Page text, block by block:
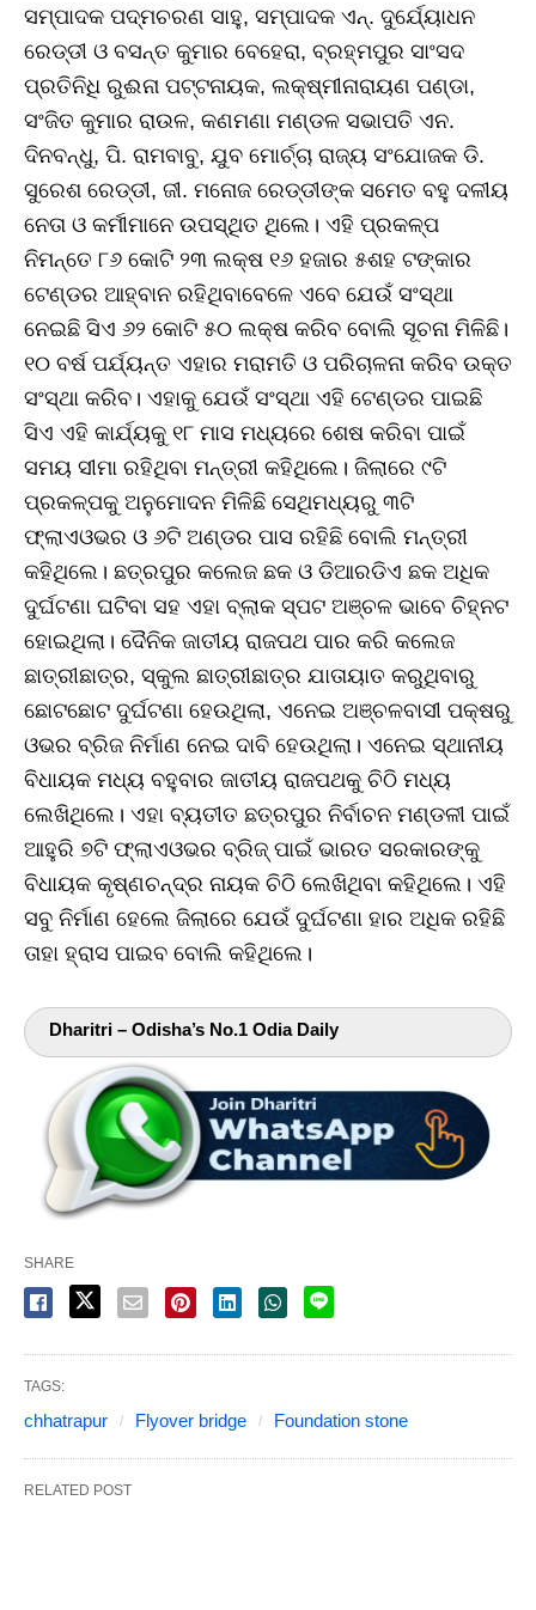
ସମ୍ପାଦକ ପଦ୍ମଚରଣ ସାହୁ, ସମ୍ପାଦକ ଏନ୍‌. ଦୁର୍ଯ୍ୟୋଧନ
ରେଡ୍ଡୀ ଓ ବସନ୍ତ କୁମାର ବେହେରା, ବ୍ରହ୍ମପୁର ସାଂସଦ
ପ୍ରତିନିଧି ରୁଈନା ପଟ୍ଟନାୟକ, ଲକ୍ଷ୍ମୀନାରାୟଣ ପଣ୍ଡା,
ସଂଜିତ କୁମାର ରାଉଳ, କଣମଣା ମଣ୍ଡଳ ସଭାପତି ଏନ.
ଦିନବନ୍ଧୁ, ପି. ରାମବାବୁ, ଯୁବ ମୋର୍ଚ୍ଚା ରାଜ୍ୟ ସଂଯୋଜକ ଡି.
ସୁରେଶ ରେଡ୍ଡୀ, ଜୀ. ମନୋଜ ରେଡ୍ଡୀଙ୍କ ସମେତ ବହୁ ଦଳୀୟ
ନେତା ଓ କର୍ମୀମାନେ ଉପସ୍ଥିତ ଥିଲେ। ଏହି ପ୍ରକଳ୍ପ
ନିମନ୍ତେ ୮୬ କୋଟି ୨୩ ଲକ୍ଷ ୧୬ ହଜାର ୫ଶହ ଟଙ୍କାର
ଟେଣ୍ଡର ଆହ୍ବାନ ରହିଥିବାବେଳେ ଏବେ ଯେଉଁ ସଂସ୍ଥା
ନେଇଛି ସିଏ ୬୨ କୋଟି ୫୦ ଲକ୍ଷ କରିବ ବୋଲି ସୂଚନା ମିଳିଛି।
୧୦ ବର୍ଷ ପର୍ଯ୍ୟନ୍ତ ଏହାର ମରାମତି ଓ ପରିଚାଳନା କରିବ ଉକ୍ତ
ସଂସ୍ଥା କରିବ। ଏହାକୁ ଯେଉଁ ସଂସ୍ଥା ଏହି ଟେଣ୍ଡର ପାଇଛି
ସିଏ ଏହି କାର୍ଯ୍ୟକୁ ୧୮ ମାସ ମଧ୍ୟରେ ଶେଷ କରିବା ପାଇଁ
ସମୟ ସୀମା ରହିଥିବା ମନ୍ତ୍ରୀ କହିଥିଲେ। ଜିଲାରେ ୯ଟି
ପ୍ରକଳ୍ପକୁ ଅନୁମୋଦନ ମିଳିଛି ସେଥିମଧ୍ୟରୁ ୩ଟି
ଫ୍ଲାଏଓଭର ଓ ୬ଟି ଅଣ୍ଡର ପାସ ରହିଛି ବୋଲି ମନ୍ତ୍ରୀ
କହିଥିଲେ। ଛତ୍ରପୁର କଲେଜ ଛକ ଓ ଡିଆରଡିଏ ଛକ ଅଧିକ
ଦୁର୍ଘଟଣା ଘଟିବା ସହ ଏହା ବ୍ଲାକ ସ୍ପଟ ଅଞ୍ଚଳ ଭାବେ ଚିହ୍ନଟ
ହୋଇଥିଲା। ଦୈନିକ ଜାତୀୟ ରାଜପଥ ପାର କରି କଲେଜ
ଛାତ୍ରୀଛାତ୍ର, ସ୍କୁଲ ଛାତ୍ରୀଛାତ୍ର ଯାତାୟାତ କରୁଥିବାରୁ
ଛୋଟଛୋଟ ଦୁର୍ଘଟଣା ହେଉଥିଲା, ଏନେଇ ଅଞ୍ଚଳବାସୀ ପକ୍ଷରୁ
ଓଭର ବ୍ରିଜ ନିର୍ମାଣ ନେଇ ଦାବି ହେଉଥିଲା। ଏନେଇ ସ୍ଥାନୀୟ
ବିଧାୟକ ମଧ୍ୟ ବହୁବାର ଜାତୀୟ ରାଜପଥକୁ ଚିଠି ମଧ୍ୟ
ଲେଖିଥିଲେ। ଏହା ବ୍ୟତୀତ ଛତ୍ରପୁର ନିର୍ବାଚନ ମଣ୍ଡଳୀ ପାଇଁ
ଆହୁରି ୭ଟି ଫ୍ଲାଏଓଭର ବ୍ରିଜ୍‌ ପାଇଁ ଭାରତ ସରକାରଙ୍କୁ
ବିଧାୟକ କୃଷ୍ଣଚନ୍ଦ୍ର ନାୟକ ଚିଠି ଲେଖିଥିବା କହିଥିଲେ। ଏହି
ସବୁ ନିର୍ମାଣ ହେଲେ ଜିଲାରେ ଯେଉଁ ଦୁର୍ଘଟଣା ହାର ଅଧିକ ରହିଛି
ତାହା ହ୍ରାସ ପାଇବ ବୋଲି କହିଥିଲେ।
Dharitri – Odisha’s No.1 Odia Daily
SHARE
TAGS:
chhatrapur Flyover bridge Foundation stone
RELATED POST